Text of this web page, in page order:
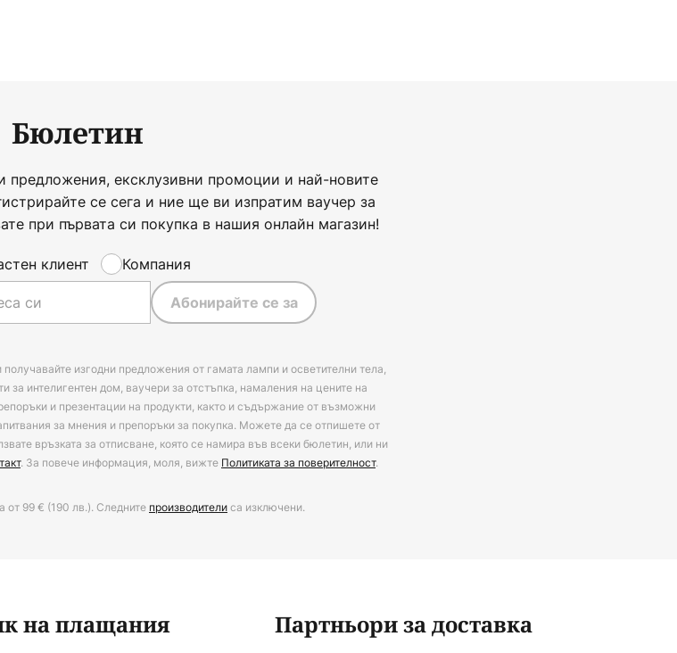
Бюлетин
предложения, ексклузивни промоции и най-новите
се сега и ние ще ви изпратим ваучер за
при първата си покупка в нашия онлайн магазин!
клиент Компания
Абонирайте се за
изгодни предложения от гамата лампи и осветителни тела,
за интелигентен дом, ваучери за отстъпка, намаления на цените на
и презентации на продукти, както и съдържание от възможни
за мнения и препоръки за покупка. Можете да се отпишете от
връзката за отписване, която се намира във всеки бюлетин, или ни
. За повече информация, моля, вижте Политиката за поверителност.
99 € (190 лв.). Следните производителиса изключени.
на плащания Партньори за доставка